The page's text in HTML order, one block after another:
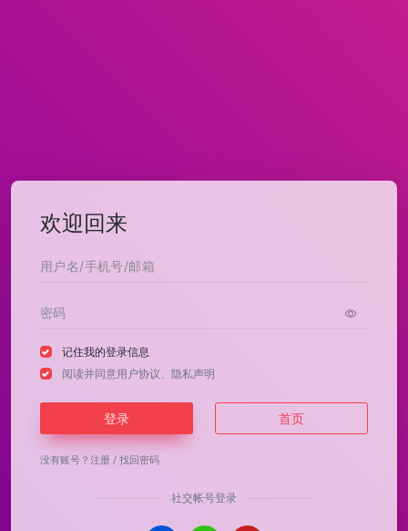
欢迎回来
记住我的登录信息
阅读并同意用户协议 隐私声明
登录 首页
没有账号？ 注册 / 找回密码
社交帐号登录